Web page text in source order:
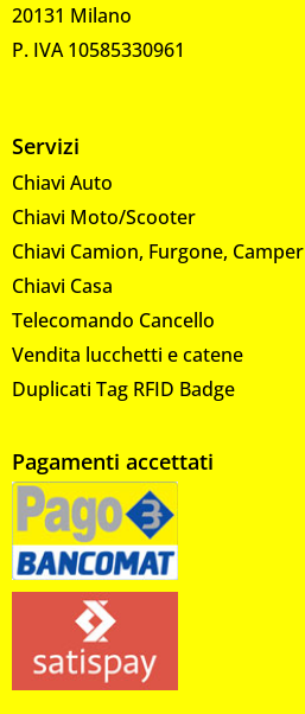
20131 Milano
P. IVA 10585330961
Servizi
Chiavi Auto
Chiavi Moto/Scooter
Chiavi Camion, Furgone, Camper
Chiavi Casa
Telecomando Cancello
Vendita lucchetti e catene
Duplicati Tag RFID Badge
Pagamenti accettati